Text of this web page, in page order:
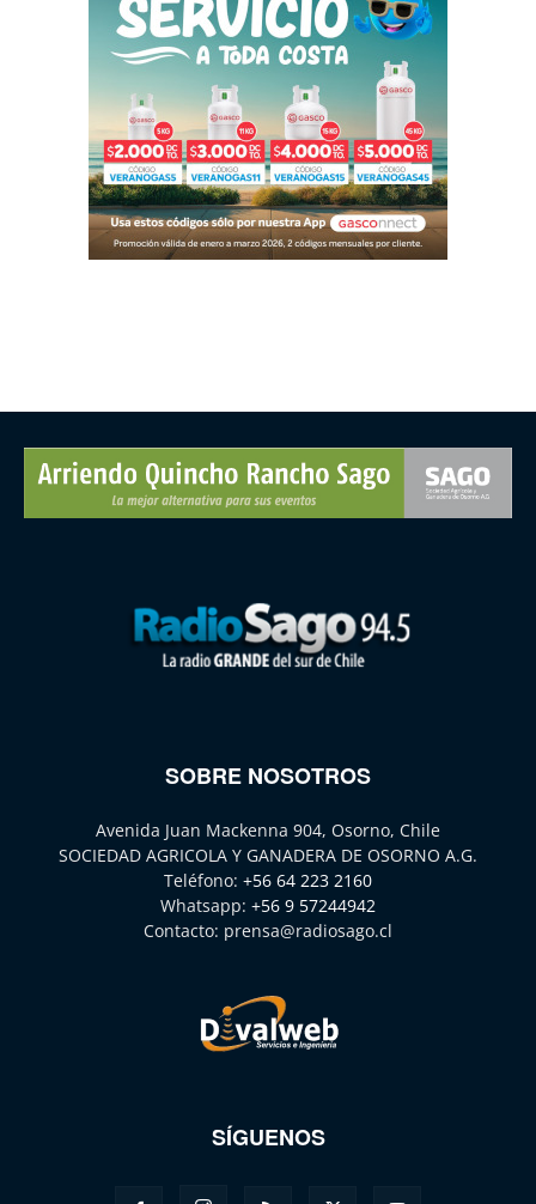
SOBRE NOSOTROS
Avenida Juan Mackenna 904, Osorno, Chile
SOCIEDAD AGRICOLA Y GANADERA DE OSORNO A.G.
Teléfono: +56 64 223 2160
Whatsapp: +56 9 57244942
Contacto: prensa@radiosago.cl
SÍGUENOS